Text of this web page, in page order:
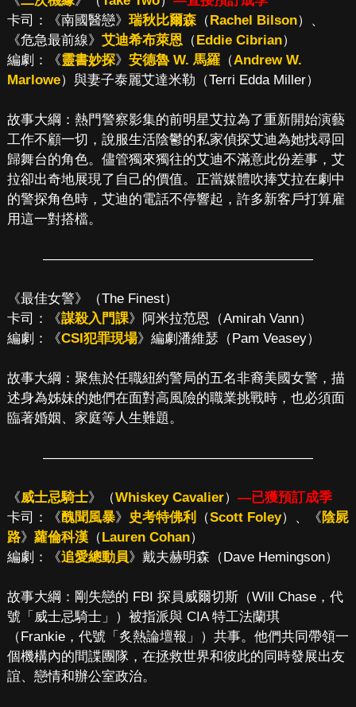
卡司：《南國醫戀》 瑞秋比爾森（Rachel Bilson）、
《危急最前線》 艾迪希布萊恩（Eddie Cibrian）
編劇：《靈書妙探》 安德魯 W. 馬羅（Andrew W.
Marlowe）與妻子泰麗艾達米勒（Terri Edda Miller）
故事大綱：熱門警察影集的前明星艾拉為了重新開始演藝
工作不顧一切，說服生活陰鬱的私家偵探艾迪為她找尋回
歸舞台的角色。儘管獨來獨往的艾迪不滿意此份差事，艾
拉卻出奇地展現了自己的價值。正當媒體吹捧艾拉在劇中
的警探角色時，艾迪的電話不停響起，許多新客戶打算雇
用這一對搭檔。
————————————————————
《最佳女警》（The Finest）
卡司：《謀殺入門課》阿米拉范恩（Amirah Vann）
編劇：《CSI犯罪現場》編劇潘維瑟（Pam Veasey）
故事大綱：聚焦於任職紐約警局的五名非裔美國女警，描
述身為姊妹的她們在面對高風險的職業挑戰時，也必須面
臨著婚姻、家庭等人生難題。
————————————————————
《威士忌騎士》（Whiskey Cavalier） —已獲預訂成季
卡司：《醜聞風暴》 史考特佛利 （Scott Foley）、《陰屍
路》 蘿倫科漢（Lauren Cohan）
編劇：《追愛總動員》戴夫赫明森（Dave Hemingson）
故事大綱：剛失戀的 FBI 探員威爾切斯（Will Chase，代
號「威士忌騎士」）被指派與 CIA 特工法蘭琪
（Frankie，代號「炙熱論壇報」）共事。他們共同帶領一
個機構內的間諜團隊，在拯救世界和彼此的同時發展出友
誼、戀情和辦公室政治。